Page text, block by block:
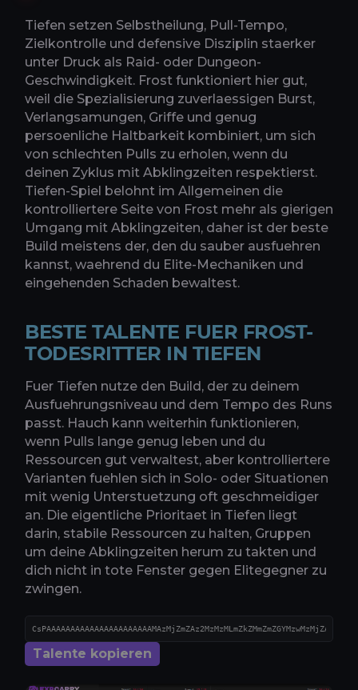
Tiefen setzen Selbstheilung, Pull-Tempo,
Zielkontrolle und defensive Disziplin staerker
unter Druck als Raid- oder Dungeon-
Geschwindigkeit. Frost funktioniert hier gut,
weil die Spezialisierung zuverlaessigen Burst,
Verlangsamungen, Griffe und genug
persoenliche Haltbarkeit kombiniert, um sich
von schlechten Pulls zu erholen, wenn du
deinen Zyklus mit Abklingzeiten respektierst.
Tiefen-Spiel belohnt im Allgemeinen die
kontrolliertere Seite von Frost mehr als gierigen
Umgang mit Abklingzeiten, daher ist der beste
Build meistens der, den du sauber ausfuehren
kannst, waehrend du Elite-Mechaniken und
eingehenden Schaden bewaltest.
BESTE TALENTE FUER FROST-
TODESRITTER IN TIEFEN
Fuer Tiefen nutze den Build, der zu deinem
Ausfuehrungsniveau und dem Tempo des Runs
passt. Hauch kann weiterhin funktionieren,
wenn Pulls lange genug leben und du
Ressourcen gut verwaltest, aber kontrolliertere
Varianten fuehlen sich in Solo- oder Situationen
mit wenig Unterstuetzung oft geschmeidiger
an. Die eigentliche Prioritaet in Tiefen liegt
darin, stabile Ressourcen zu halten, Gruppen
um deine Abklingzeiten herum zu takten und
dich nicht in tote Fenster gegen Elitegegner zu
zwingen.
Talente kopieren